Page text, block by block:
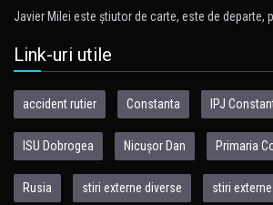
Javier Milei este ştiutor de carte, este de departe,
Link-uri utile
accident rutier Constanta IPJ
ISU Dobrogea Nicușor Dan Primaria
Rusia stiri externe diverse stiri